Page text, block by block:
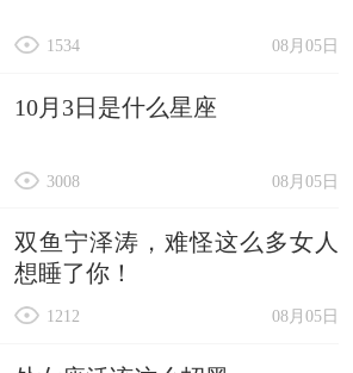
08月05日
1534
10月3日是什么星座
08月05日
3008
双鱼宁泽涛，难怪这么多女人
想睡了你！
08月05日
1212